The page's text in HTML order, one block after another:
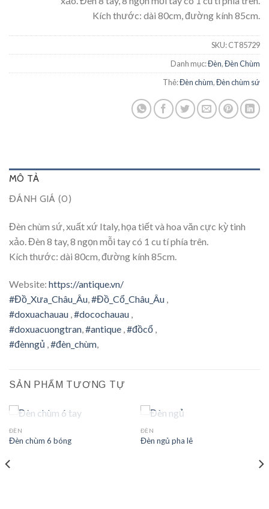
Kích thước: dài 80cm, đường kính 85cm.
SKU:CT85729
Danh mục:Đèn,Đèn Chùm
Thẻ:Đèn chùm,Đèn chùm sứ
MÔ TẢ
ĐÁNH GIÁ (0)
Đèn chùm sứ, xuất xứ Italy, họa tiết và hoa văn cực kỳ tinh
xảo. Đèn 8 tay, 8 ngọn mỗi tay có 1 cu tí phía trên.
Kích thước: dài 80cm, đường kính 85cm.
Website: https://antique.vn/
#Đồ_Xưa_Châu_Âu #Đồ_Cổ_Châu_Âu
#doxuachauau #docochauau
#doxuacuongtran #antique #đồcổ
#đènngủ #đèn_chùm
SẢN PHẨM TƯƠNG TỰ
ĐÈN
Đèn chùm 6 bóng
ĐÈN
Đèn ngủ pha lê